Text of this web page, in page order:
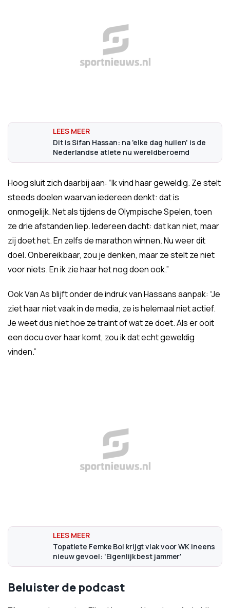
Dit is Sifan Hassan: na 'elke dag huilen' is de
Nederlandse atlete nu wereldberoemd
Hoog sluit zich daarbij aan: “Ik vind haar geweldig. Ze stelt
steeds doelen waarvan iedereen denkt: dat is
onmogelijk. Net als tijdens de Olympische Spelen, toen
ze drie afstanden liep. Iedereen dacht: dat kan niet, maar
zij doet het. En zelfs de marathon winnen. Nu weer dit
doel. Onbereikbaar, zou je denken, maar ze stelt ze niet
voor niets. En ik zie haar het nog doen ook.”
Ook Van As blijft onder de indruk van Hassans aanpak: “Je
ziet haar niet vaak in de media, ze is helemaal niet actief.
Je weet dus niet hoe ze traint of wat ze doet. Als er ooit
een docu over haar komt, zou ik dat echt geweldig
vinden.”
Topatlete Femke Bol krijgt vlak voor WK ineens
nieuw gevoel: 'Eigenlijk best jammer'
Beluister de podcast